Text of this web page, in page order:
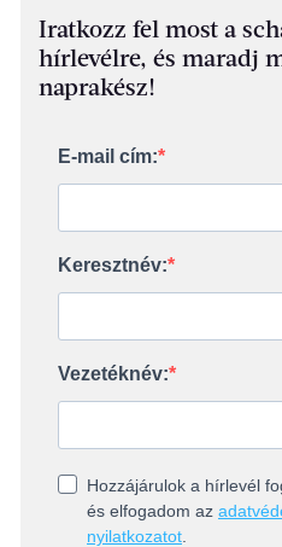
Iratkozz fel most a
hírlevélre, és maradj
naprakész!
E-mail cím:
Keresztnév:
Vezetéknév:
Hozzájárulok a hírlevél
és elfogadom az
nyilatkozatot